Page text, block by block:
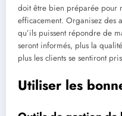
doit être bien préparée pour
efficacement. Organisez des
qu’ils puissent répondre de
seront informés, plus la
plus les clients se sentiront
Utiliser les